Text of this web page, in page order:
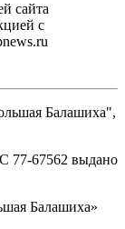
сайта
с
Балашиха",
‎77-67562 выдано
Балашиха»